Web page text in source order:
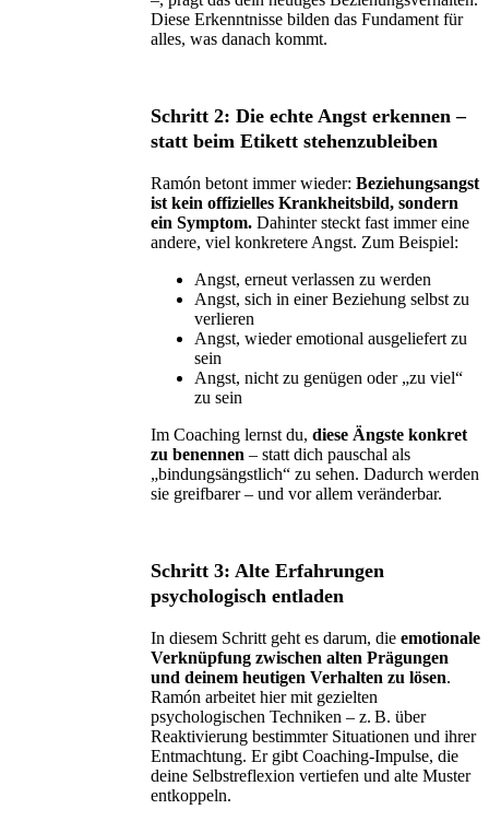
Diese Erkenntnisse bilden das Fundament für
alles, was danach kommt.
Schritt 2: Die echte Angst erkennen –
statt beim Etikett stehenzubleiben
Ramón betont immer wieder: Beziehungsangst
ist kein offizielles Krankheitsbild, sondern
ein Symptom.Dahinter steckt fast immer eine
andere, viel konkretere Angst. Zum Beispiel:
Angst, erneut verlassen zu werden
Angst, sich in einer Beziehung selbst zu
verlieren
Angst, wieder emotional ausgeliefert zu
sein
Angst, nicht zu genügen oder „zu viel“
zu sein
Im Coaching lernst du, diese Ängste konkret
zu benennen – statt dich pauschal als
„bindungsängstlich“ zu sehen. Dadurch werden
sie greifbarer – und vor allem veränderbar.
Schritt 3: Alte Erfahrungen
psychologisch entladen
In diesem Schritt geht es darum, die emotionale
Verknüpfung zwischen alten Prägungen
und deinem heutigen Verhalten zu lösen.
Ramón arbeitet hier mit gezielten
psychologischen Techniken – z. B. über
Reaktivierung bestimmter Situationen und ihrer
Entmachtung. Er gibt Coaching-Impulse, die
deine Selbstreflexion vertiefen und alte Muster
entkoppeln.